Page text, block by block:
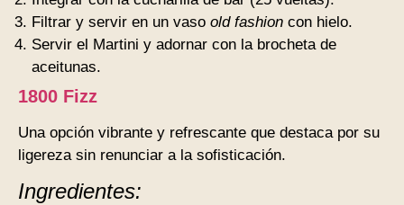
Filtrar y servir en un vaso old fashion con hielo.
Servir el Martini y adornar con la brocheta de
aceitunas.
1800 Fizz
Una opción vibrante y refrescante que destaca por su
ligereza sin renunciar a la sofisticación.
Ingredientes: